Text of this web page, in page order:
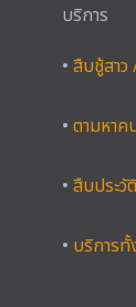
บริการ
• สืบชู้สา
• ตามหาค
• สืบประ
• บริการ